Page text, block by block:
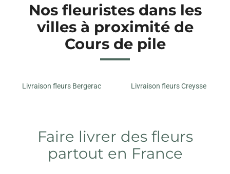
Nos fleuristes dans les
villes à proximité de
Cours de pile
Livraison fleurs Bergerac Livraison fleurs Creysse
Faire livrer des fleurs
partout en France